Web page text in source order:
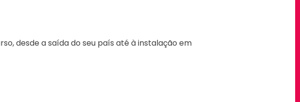
desde a saída do seu país até à instalação em